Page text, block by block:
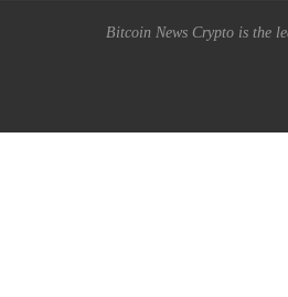
Bitcoin News Crypto is the